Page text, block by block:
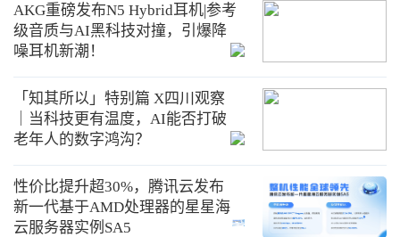
AKG重磅发布N5 Hybrid耳机|参考
级音质与AI黑科技对撞，引爆降
噪耳机新潮！
「知其所以」特别篇 X四川观察
｜当科技更有温度，AI能否打破
老年人的数字鸿沟？
性价比提升超30%，腾讯云发布
新一代基于AMD处理器的星星海
云服务器实例SA5